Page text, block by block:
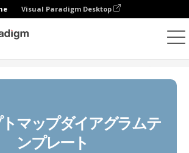
Visual Paradigm Desktop
マップダイアグラムテ
ンプレート